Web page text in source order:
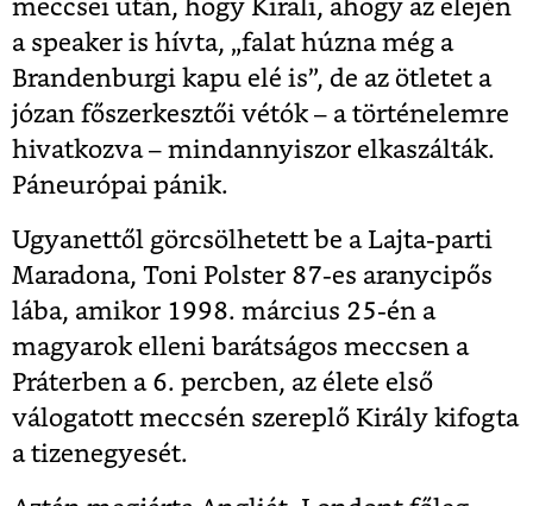
meccsei után, hogy Kirali, ahogy az elején
a speaker is hívta, „falat húzna még a
Brandenburgi kapu elé is”, de az ötletet a
józan főszerkesztői vétók – a történelemre
hivatkozva – mindannyiszor elkaszálták.
Páneurópai pánik.
Ugyanettől görcsölhetett be a Lajta-parti
Maradona, Toni Polster 87-es aranycipős
lába, amikor 1998. március 25-én a
magyarok elleni barátságos meccsen a
Práterben a 6. percben, az élete első
válogatott meccsén szereplő Király kifogta
a tizenegyesét.